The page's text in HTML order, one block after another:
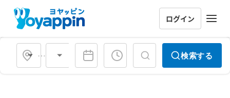
ログイン
会場タイプ 検索する